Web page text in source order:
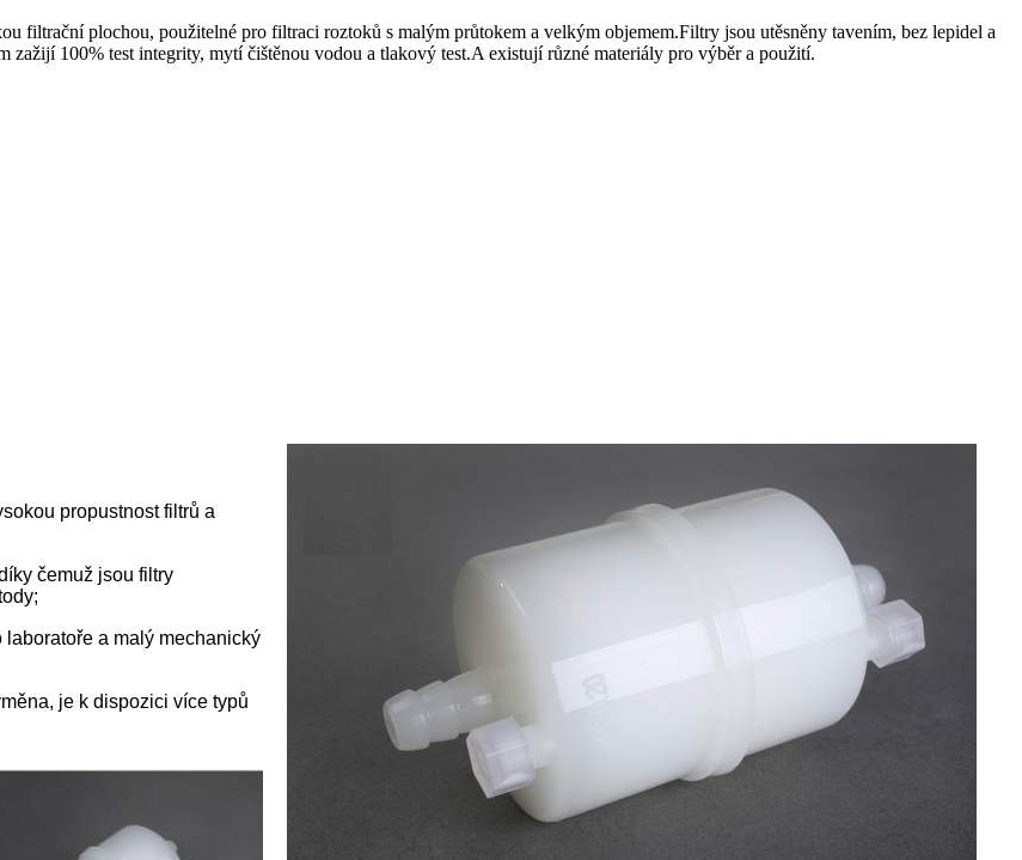
filtrační plochou, použitelné pro filtraci roztoků s malým průtokem a velkým objemem.Filtry jsou utěsněny tavením, bez lepidel a
zažijí 100% test integrity, mytí čištěnou vodou a tlakový test.A existují různé materiály pro výběr a použití.
propustnost filtrů a
čemuž jsou filtry
a malý mechanický
je k dispozici více typů